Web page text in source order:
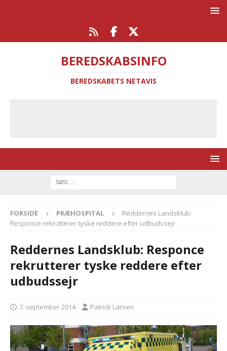
BEREDSKABSINFO
BEREDSKABETS NETAVIS
FORSIDE PRÆHOSPITAL
Reddernes Landsklub:
Responce rekrutterer tyske reddere efter udbudssejr
Reddernes Landsklub: Responce
rekrutterer tyske reddere efter
udbudssejr
7. september 2014 Patrick Larsen